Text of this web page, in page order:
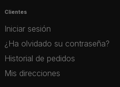
Clientes
Iniciar sesión
¿Ha olvidado su contraseña?
Historial de pedidos
Mis direcciones